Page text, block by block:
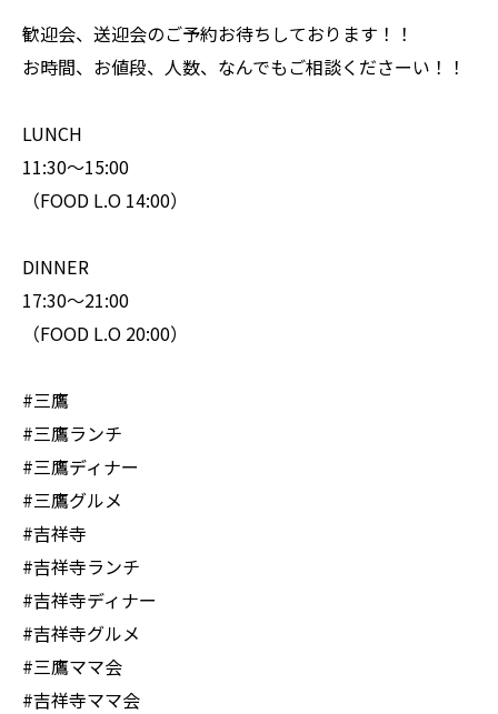
歓迎会、送迎会のご予約お待ちしております！！
お時間、お値段、人数、なんでもご相談くださーい！！
LUNCH
11:30〜15:00
（FOOD L.O 14:00）
DINNER
17:30〜21:00
（FOOD L.O 20:00）
#三鷹
#三鷹ランチ
#三鷹ディナー
#三鷹グルメ
#吉祥寺
#吉祥寺ランチ
#吉祥寺ディナー
#吉祥寺グルメ
#三鷹ママ会
#吉祥寺ママ会